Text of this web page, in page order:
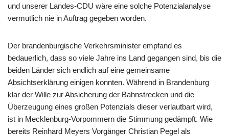
und unserer Landes-CDU wäre eine solche Potenzialanalyse
vermutlich nie in Auftrag gegeben worden.
Der brandenburgische Verkehrsminister empfand es
bedauerlich, dass so viele Jahre ins Land gegangen sind, bis die
beiden Länder sich endlich auf eine gemeinsame
Absichtserklärung einigen konnten. Während in Brandenburg
klar der Wille zur Absicherung der Bahnstrecken und die
Überzeugung eines großen Potenzials dieser verlautbart wird,
ist in Mecklenburg-Vorpommern die Stimmung gedämpft. Wie
bereits Reinhard Meyers Vorgänger Christian Pegel als